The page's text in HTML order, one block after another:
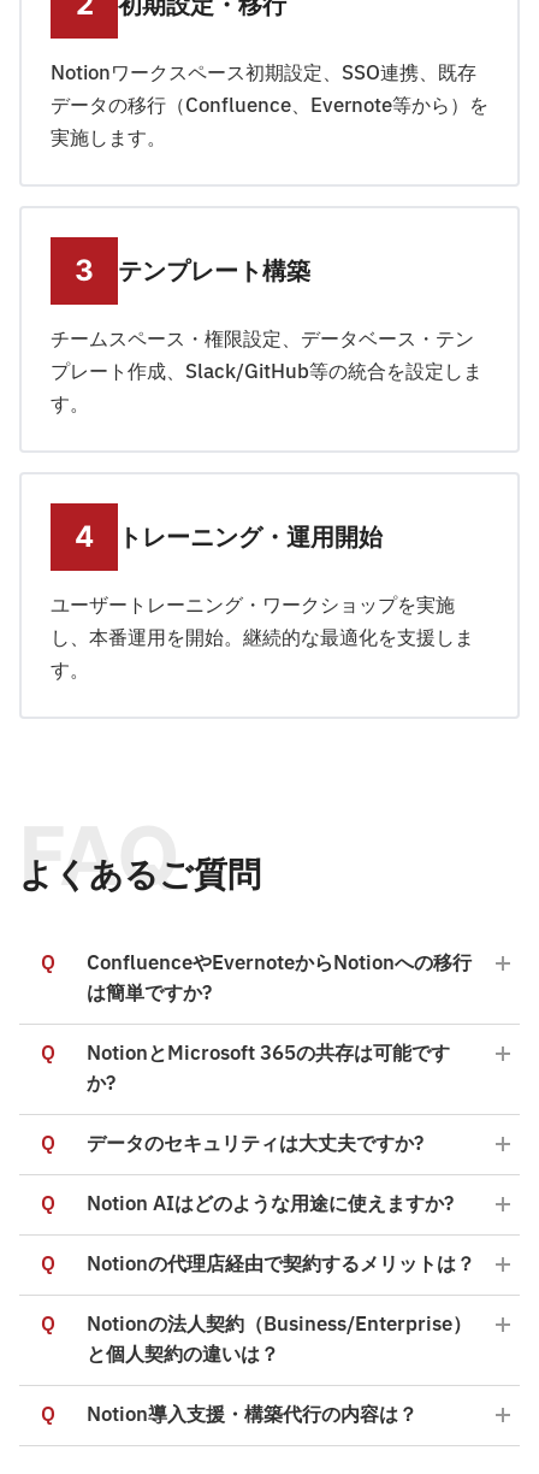
Notionワークスペース初期設定、SSO連携、既存
データの移行（Confluence、Evernote等から）を
実施します。
テンプレート構築
チームスペース・権限設定、データベース・テン
プレート作成、Slack/GitHub等の統合を設定しま
す。
トレーニング・運用開始
ユーザートレーニング・ワークショップを実施
し、本番運用を開始。継続的な最適化を支援しま
す。
よくあるご質問
FAQ
Q
ConfluenceやEvernoteからNotionへの移行
は簡単ですか?
Q
NotionとMicrosoft 365の共存は可能です
か?
Q データのセキュリティは大丈夫ですか?
Q Notion AIはどのような用途に使えますか?
Q Notionの代理店経由で契約するメリットは？
Q
Notionの法人契約（Business/Enterprise）
と個人契約の違いは？
Q Notion導入支援・構築代行の内容は？